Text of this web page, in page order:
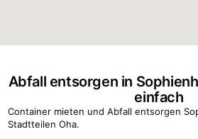
Abfall entsorgen in
einfach
Container mieten und Abfall entsorgen
Stadtteilen Oha.